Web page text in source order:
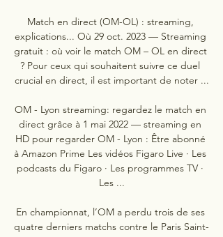
Match en direct (OM-OL) : streaming,
explications... Où 29 oct. 2023 — Streaming
gratuit : où voir le match OM – OL en direct
? Pour ceux qui souhaitent suivre ce duel
crucial en direct, il est important de noter ...
OM - Lyon streaming: regardez le match en
direct grâce à 1 mai 2022 — streaming en
HD pour regarder OM - Lyon : Être abonné
à Amazon Prime Les vidéos Figaro Live · Les
podcasts du Figaro · Les programmes TV ·
Les ...
En championnat, l’OM a perdu trois de ses
quatre derniers matchs contre le Paris Saint-